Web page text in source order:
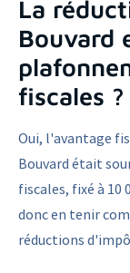
La
Bouvard
fiscales ?
Oui, l'avantage
Bouvard était
fiscales, fixé à
donc en tenir
réductions